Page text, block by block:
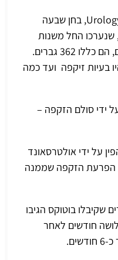
מחקר שפורסם לאחרונה במגזין Urology, בחן שבעה
שנערכו החל משנות
ה-90 של המאה הקודמת ועד היום, הם כללו 362 גברים.
בעיות זיקפה ועד כמה
ידי סולם הזקפה –
על ידי אולטרסאונד
הפרעת הזקפה שממנה
שכ-50% מהגברים שקיבלו בוטוקס הגיבו
חודשים לאחר